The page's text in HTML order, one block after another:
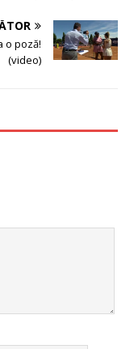
o poză!
(video)